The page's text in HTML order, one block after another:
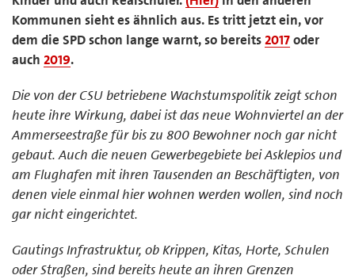
Kommunen sieht es ähnlich aus. Es tritt jetzt ein, vor
dem die SPD schon lange warnt, so bereits2017oder
auch 2019.
Die von der CSU betriebene Wachstumspolitik zeigt schon
heute ihre Wirkung, dabei ist das neue Wohnviertel an der
Ammerseestraße für bis zu 800 Bewohner noch gar nicht
gebaut. Auch die neuen Gewerbegebiete bei Asklepios und
am Flughafen mit ihren Tausenden an Beschäftigten, von
denen viele einmal hier wohnen werden wollen, sind noch
gar nicht eingerichtet.
Gautings Infrastruktur, ob Krippen, Kitas, Horte, Schulen
oder Straßen, sind bereits heute an ihren Grenzen